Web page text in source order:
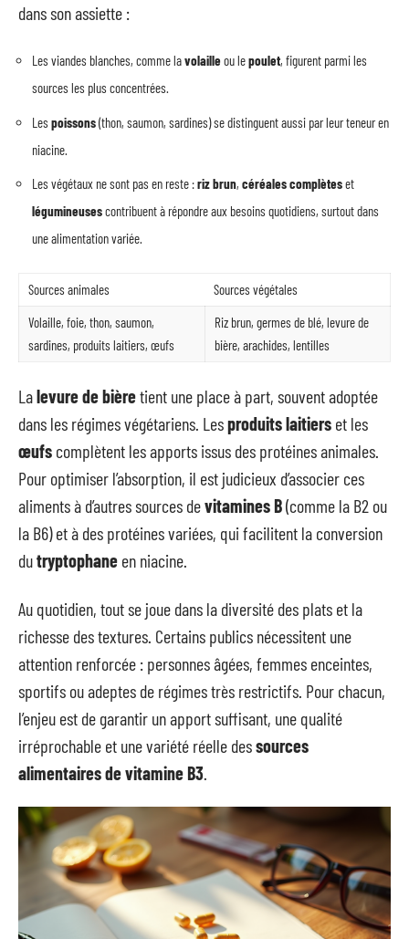
dans son assiette :
Les viandes blanches, comme lavolailleou lepoulet, figurent parmi les
sources les plus concentrées.
Les poissons(thon, saumon, sardines) se distinguent aussi par leur teneur en
niacine.
Les végétaux ne sont pas en reste :riz brun, céréales complèteset
légumineusescontribuent à répondre aux besoins quotidiens, surtout dans
une alimentation variée.
Sources animales
Sources végétales
Volaille, foie, thon, saumon,
sardines, produits laitiers, œufs
Riz brun, germes de blé, levure de
bière, arachides, lentilles
Lalevure de bièretient une place à part, souvent adoptée
dans les régimes végétariens. Lesproduits laitiers et les
œufs complètent les apports issus des protéines animales.
Pour optimiser l’absorption, il est judicieux d’associer ces
aliments à d’autres sources devitamines B(comme la B2 ou
la B6) et à des protéines variées, qui facilitent la conversion
dutryptophane en niacine.
Au quotidien, tout se joue dans la diversité des plats et la
richesse des textures. Certains publics nécessitent une
attention renforcée : personnes âgées, femmes enceintes,
sportifs ou adeptes de régimes très restrictifs. Pour chacun,
l’enjeu est de garantir un apport suffisant, une qualité
irréprochable et une variété réelle dessources
alimentaires de vitamine B3